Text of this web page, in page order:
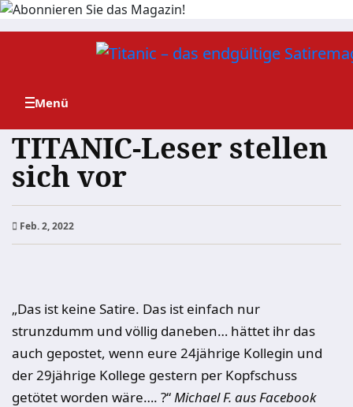
Zum
TITANIC-Leser stellen
sich vor
Feb. 2, 2022
„Das ist keine Satire. Das ist einfach nur
strunzdumm und völlig daneben… hättet ihr das
auch gepostet, wenn eure 24jährige Kollegin und
der 29jährige Kollege gestern per Kopfschuss
getötet worden wäre…. ?“Michael F. aus Facebook